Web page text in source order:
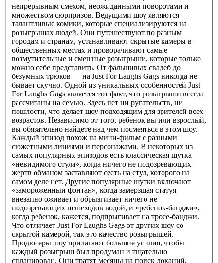
непрерывным смехом, неожиданными поворотами и
множеством сюрпризов. Ведущими шоу являются
талантливые комики, которые специализируются на
розыгрышах людей. Они путешествуют по разным
городам и странам, устанавливают скрытые камеры в
общественных местах и ​​проворачивают самые
возмутительные и смешные розыгрыши, которые только
можно себе представить. От фальшивых свадеб до
безумных трюков — на Just For Laughs Gags никогда не
бывает скучно. Одной из уникальных особенностей Just
For Laughs Gags является тот факт, что розыгрыши всегда
рассчитаны на семью. Здесь нет ни ругательств, ни
пошлости, что делает шоу подходящим для зрителей всех
возрастов. Независимо от того, ребенок вы или взрослый,
вы обязательно найдете над чем посмеяться в этом шоу.
Каждый эпизод похож на мини-фильм с разными
сюжетными линиями и персонажами. В некоторых из
самых популярных эпизодов есть классическая шутка
«невидимого стула», когда ничего не подозревающих
жертв обманом заставляют сесть на стул, которого на
самом деле нет. Другие популярные шутки включают
«замороженный фонтан», когда замерзшая статуя
внезапно оживает и обрызгивает ничего не
подозревающих пешеходов водой, и «ребенок-банджи»,
когда ребенок, кажется, подпрыгивает на тросе-банджи.
Что отличает Just For Laughs Gags от других шоу со
скрытой камерой, так это качество розыгрышей.
Продюсеры шоу прилагают большие усилия, чтобы
каждый розыгрыш был продуман и тщательно
спланирован. Они тратят месяцы на поиск локаций,